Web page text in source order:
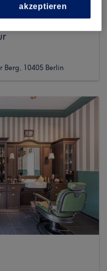
Berg, 10405 Berlin
akzeptieren